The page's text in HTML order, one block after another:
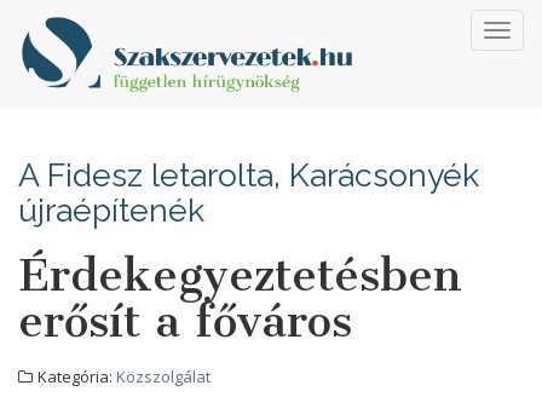
A Fidesz letarolta, Karácsonyék
újraépítenék
Érdekegyeztetésben
erősít a főváros
Kategória: Közszolgálat